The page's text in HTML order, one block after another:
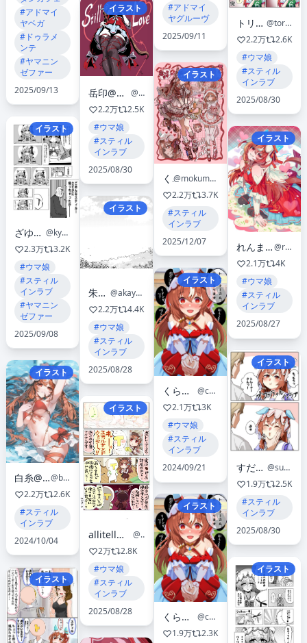
#アドマイ
ヤベガ
#ドゥラメ
ンテ
#ヤマニン
ゼファー
2025/09/13
イラスト
ざゆう@漫画描き
@kyokokakikaki
2.3万
3.2K
#ウマ娘
#スティル
インラブ
#ヤマニン
ゼファー
2025/09/08
イラスト
白糸@C107(火)東メ36ab
@baisishaonian
2.2万
2.6K
#スティル
インラブ
2024/10/04
イラスト
イラスト
岳印@悠優の追放魔法使い 連載中
@yueyin963
2.2万
2.5K
#ウマ娘
#スティル
インラブ
2025/08/30
イラスト
朱耶式
@akaya_siki
2.2万
4.4K
#ウマ娘
#スティル
インラブ
2025/08/28
イラスト
allitell＠3/29ﾌﾟﾘｽﾃ45ｳﾏ88
@allitell
2万
2.8K
#ウマ娘
#スティル
インラブ
2025/08/28
#アドマイ
ヤグルーヴ
2025/09/11
イラスト
くも
@mokumoku_warabi
2.2万
3.7K
#スティル
インラブ
2025/12/07
イラスト
くらうちんぐスタート@絵
@crouchingstart1
2.1万
3K
#ウマ娘
#スティル
インラブ
2024/09/21
イラスト
くらうちんぐスタート@絵
@crouchingstart1
1.9万
2.3K
トリノスケイ
@torinosukei
2.2万
2.6K
#ウマ娘
#スティル
インラブ
2025/08/30
イラスト
れんま C107東“Ｉ”－28a
@renma_0503
2.1万
4K
#ウマ娘
#スティル
インラブ
2025/08/27
イラスト
すだち@サブ垢
@sudatimark2
1.9万
2.5K
#スティル
インラブ
2025/08/30
イラスト